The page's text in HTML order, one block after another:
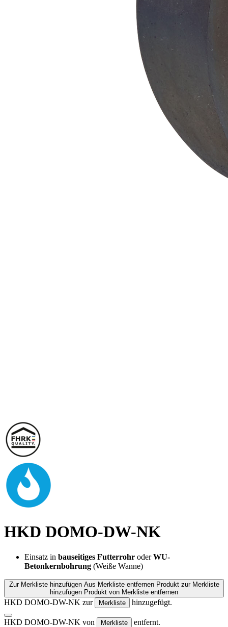
HKD DOMO-DW-NK
Einsatz in bauseitiges Futterrohr oderWU-
Betonkernbohrung (Weiße Wanne)
Zur Merkliste hinzufügen Aus Merkliste entfernen Produkt zur Merkliste
hinzufügen Produkt von Merkliste entfernen
HKD DOMO-DW-NK zur Merkliste hinzugefügt.
HKD DOMO-DW-NK von Merkliste entfernt.